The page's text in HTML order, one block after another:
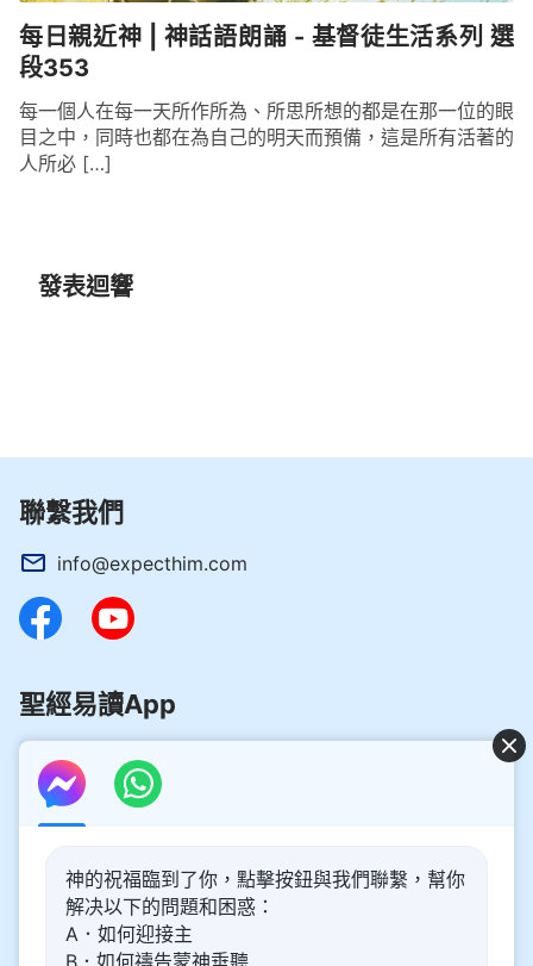
每日親近神 | 神話語朗誦 - 基督徒生活系列 選
段353
每一個人在每一天所作所為、所思所想的都是在那一位的眼
目之中，同時也都在為自己的明天而預備，這是所有活著的
人所必 […]
發表迴響
聯繫我們
info@expecthim.com
聖經易讀App
你想了解主再來的奥秘，喜迎主重歸嗎？以下内容將為你帶
來幫助。請點擊進入閲讀、觀看！
神的祝福臨到了你，點擊按鈕與我們聯繫，幫你
解决以下的問題和困惑：
A．如何迎接主
B．如何禱告蒙神垂聽